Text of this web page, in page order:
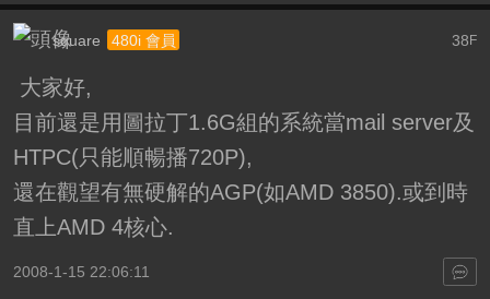
38F
square 480i 會員
大家好,
目前還是用圖拉丁1.6G組的系統當mail server及
HTPC(只能順暢播720P),
還在觀望有無硬解的AGP(如AMD 3850).或到時
直上AMD 4核心.
2008-1-15 22:06:11